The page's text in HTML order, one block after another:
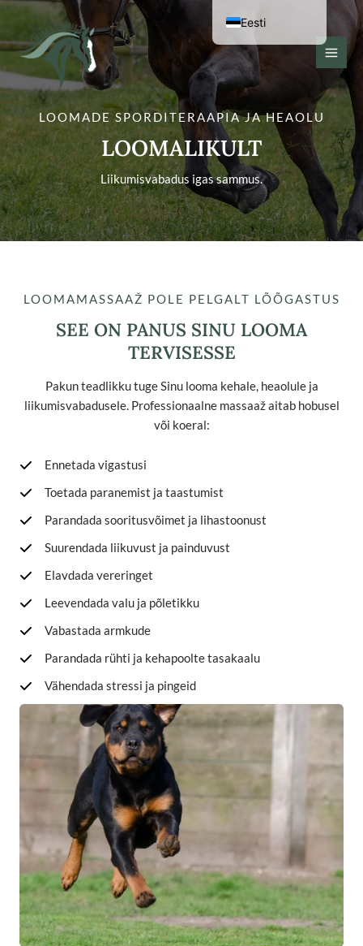
Jäta
vahele
LOOMADE SPORDITERAAPIA JA HEAOLU
LOOMALIKULT
Liikumisvabadus igas sammus.
LOOMAMASSAAŽ POLE PELGALT LÕÕGASTUS
SEE ON PANUS SINU LOOMA
TERVISESSE
Pakun teadlikku tuge Sinu looma kehale, heaolule ja
liikumisvabadusele. Professionaalne massaaž aitab hobusel
või koeral:
Ennetada vigastusi
Toetada paranemist ja taastumist
Parandada sooritusvõimet ja lihastoonust
Suurendada liikuvust ja painduvust
Elavdada vereringet
Leevendada valu ja põletikku
Vabastada armkude
Parandada rühti ja kehapoolte tasakaalu
Vähendada stressi ja pingeid
Eesti
English (UK)